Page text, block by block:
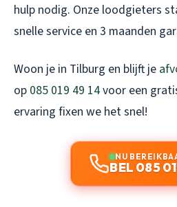
hulp nodig. Onze loodgieters
snelle service en 3 maanden
Woon je in Tilburg en blijft je
op 085 019 49 14voor een
ervaring fixen we het snel!
NU
BEL 085